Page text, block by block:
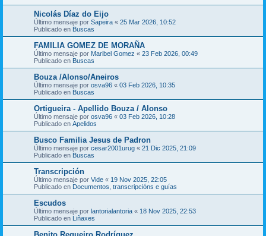
Nicolás Díaz do Eijo
Último mensaje por Sapeira « 25 Mar 2026, 10:52
Publicado en Buscas
FAMILIA GOMEZ DE MORAÑA
Último mensaje por Maribel Gomez « 23 Feb 2026, 00:49
Publicado en Buscas
Bouza /Alonso/Aneiros
Último mensaje por osva96 « 03 Feb 2026, 10:35
Publicado en Buscas
Ortigueira - Apellido Bouza / Alonso
Último mensaje por osva96 « 03 Feb 2026, 10:28
Publicado en Apelidos
Busco Familia Jesus de Padron
Último mensaje por cesar2001urug « 21 Dic 2025, 21:09
Publicado en Buscas
Transcripción
Último mensaje por Vide « 19 Nov 2025, 22:05
Publicado en Documentos, transcripcións e guías
Escudos
Último mensaje por lantorialantoria « 18 Nov 2025, 22:53
Publicado en Liñaxes
Benito Regueiro Rodríguez